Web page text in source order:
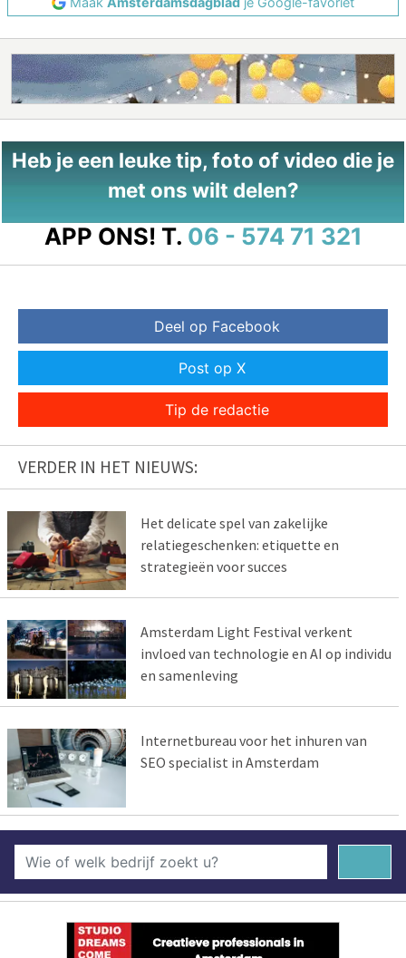
Heb je een leuke tip, foto of video die je
met ons wilt delen?
APP ONS! T. 06 - 574 71 321
Deel op Facebook
Post op X
Tip de redactie
VERDER IN HET NIEUWS:
Het delicate spel van zakelijke
relatiegeschenken: etiquette en
strategieën voor succes
Amsterdam Light Festival verkent
invloed van technologie en AI op individu
en samenleving
Internetbureau voor het inhuren van
SEO specialist in Amsterdam